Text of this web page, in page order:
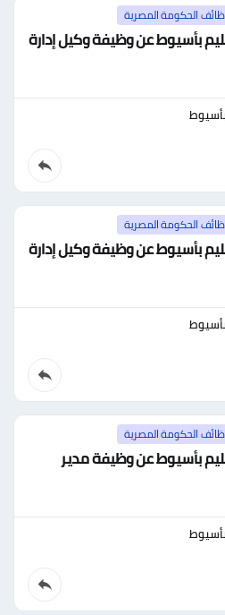
الحكومة المصرية
بأسيوط عن وظيفة وكيل إدارة
بأسيوط
الحكومة المصرية
بأسيوط عن وظيفة وكيل إدارة
بأسيوط
الحكومة المصرية
بأسيوط عن وظيفة مدير
بأسيوط